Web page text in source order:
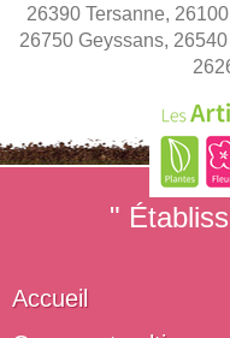
26390 Tersanne,
26750 Geyssans,
"
Accueil